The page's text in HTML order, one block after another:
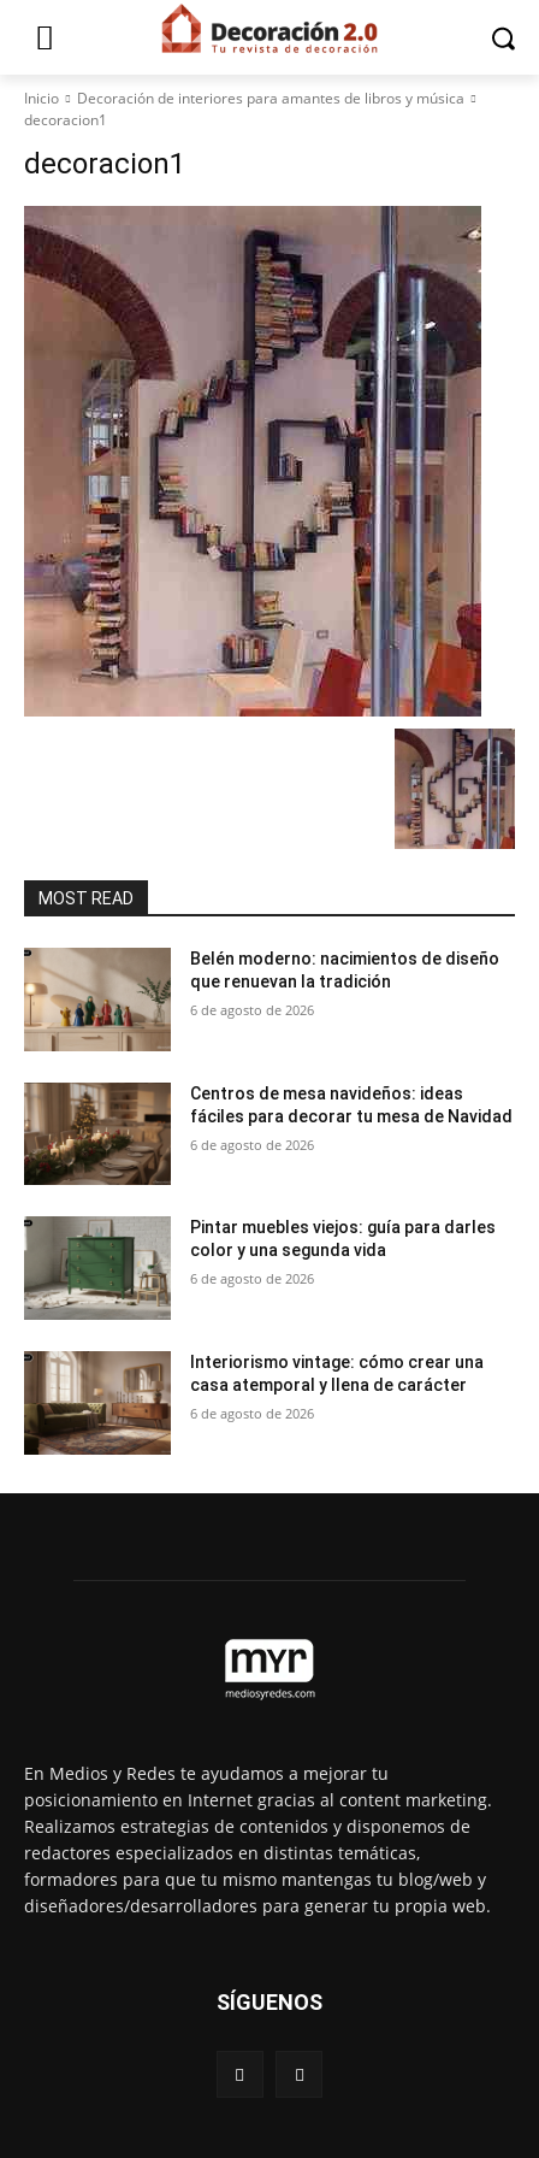
Inicio
Decoración de interiores para amantes de libros y música
decoracion1
decoracion1
MOST READ
Belén moderno: nacimientos de diseño
que renuevan la tradición
6 de agosto de 2026
Centros de mesa navideños: ideas
fáciles para decorar tu mesa de Navidad
6 de agosto de 2026
Pintar muebles viejos: guía para darles
color y una segunda vida
6 de agosto de 2026
Interiorismo vintage: cómo crear una
casa atemporal y llena de carácter
6 de agosto de 2026
En Medios y Redes te ayudamos a mejorar tu
posicionamiento en Internet gracias al content marketing.
Realizamos estrategias de contenidos y disponemos de
redactores especializados en distintas temáticas,
formadores para que tu mismo mantengas tu blog/web y
diseñadores/desarrolladores para generar tu propia web.
SÍGUENOS